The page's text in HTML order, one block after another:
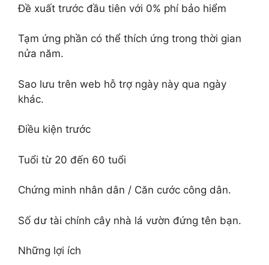
Đề xuất trước đầu tiên với 0% phí bảo hiểm
Tạm ứng phần có thể thích ứng trong thời gian
nửa năm.
Sao lưu trên web hỗ trợ ngày này qua ngày
khác.
Điều kiện trước
Tuổi từ 20 đến 60 tuổi
Chứng minh nhân dân / Căn cước công dân.
Số dư tài chính cây nhà lá vườn đứng tên bạn.
Những lợi ích